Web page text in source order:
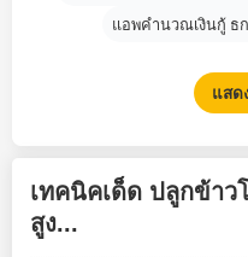
แอพคำนวณเงินกู้ ธ
แสด
เทคนิคเด็ด ปลูกข้า
สูง...